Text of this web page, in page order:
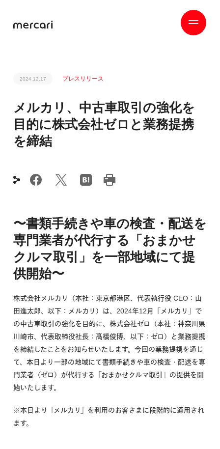
2024.12.17 プレスリリース
メルカリ、中古車取引の強化を
目的に株式会社ゼロと業務提携
を締結
〜書類手続きや車の検査・配送を
専門業者が代行する 「おまかせ
クルマ取引」を一部地域にて提
供開始〜
株式会社メルカリ（本社：東京都港区、代表執行役 CEO：山
田進太郎、以下：メルカリ）は、2024年12月「メルカリ」で
の中古車取引の強化を目的に、株式会社ゼロ（本社：神奈川県
川崎市、代表取締役社長：髙橋俊博、以下：ゼロ）と業務提携
を締結したことをお知らせいたします。今回の業務提携を通じ
て、本日より一部の地域にて書類手続きや車の検査・配送を専
門業者（ゼロ）が代行する「おまかせクルマ取引」の提供を開
始いたします。
※本日より「メルカリ」を利用のお客さまに段階的に適用され
ます。